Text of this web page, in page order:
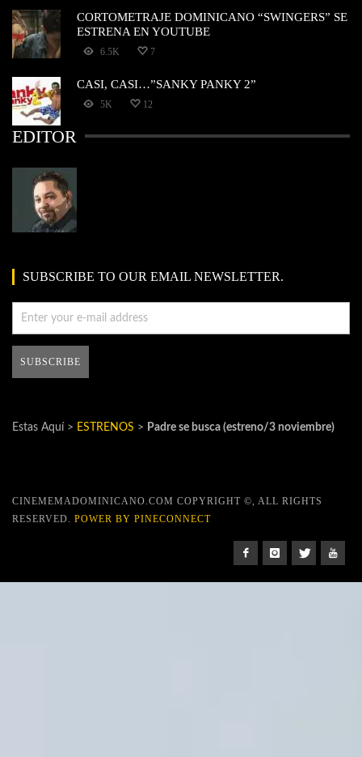
CORTOMETRAJE DOMINICANO “SWINGERS” SE
ESTRENA EN YOUTUBE
6.5K 7
CASI, CASI…”SANKY PANKY 2”
5K 12
EDITOR
SUBSCRIBE TO OUR EMAIL NEWSLETTER.
Estas Aquí > ESTRENOS > Padre se busca (estreno/3 noviembre)
CINEMEMADOMINICANO.COM COPYRIGHT ©, ALL RIGHTS
RESERVED. POWER BY PINECONNECT